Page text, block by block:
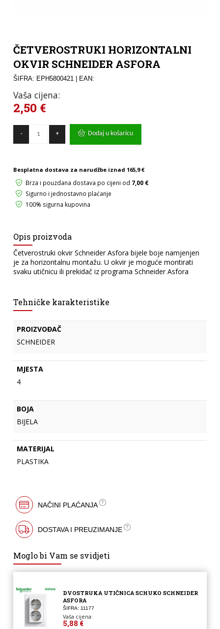
ČETVEROSTRUKI HORIZONTALNI
OKVIR SCHNEIDER ASFORA
ŠIFRA: EPH5800421 | EAN:
Vaša cijena:
2,50 €
-
HORIZONTALNI
OKVIR
količina
+ Dodaj u košaricu
Besplatna dostava za narudžbe iznad 165,9 €
Brza i pouzdana dostava po cijeni od 7,00 €
Sigurno i jednostavno plaćanje
100% sigurna kupovina
Opis proizvoda
Četverostruki okvir Schneider Asfora bijele boje namjenjen
je za horizontalnu montažu. U okvir je moguće montirati
svaku utičnicu ili prekidač iz programa Schneider Asfora
Tehničke karakteristike
PROIZVOĐAČ
SCHNEIDER
MJESTA
4
BOJA
BIJELA
MATERIJAL
PLASTIKA
NAČINI PLAĆANJA
DOSTAVA I PREUZIMANJE
Moglo bi Vam se svidjeti
DVOSTRUKA UTIČNICA SCHUKO SCHNEIDER
ASFORA
ŠIFRA: 11177
Vaša cijena:
5,88 €